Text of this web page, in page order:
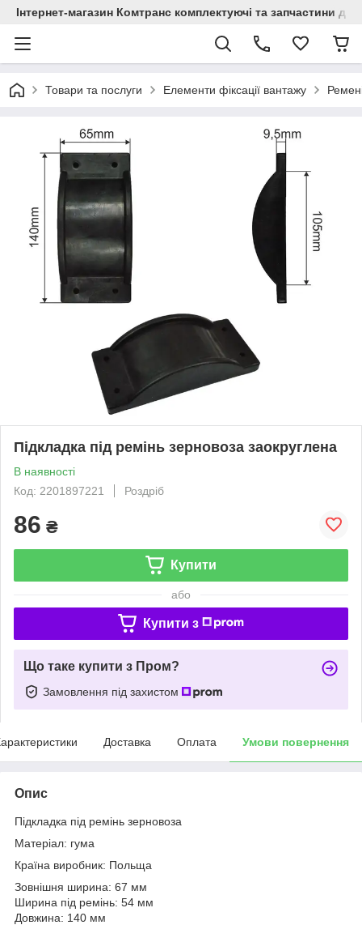
Інтернет-магазин Комтранс комплектуючі та запчастини
Товари та послуги Елементи фіксації вантажу
Підкладка під ремінь зерновоза заокруглена
В наявності
Код: 2201897221
Роздріб
86 ₴
Купити
або
Купити з
Що таке купити з Пром?
Замовлення під захистом
Доставка Оплата Умови повернення
Опис
Підкладка під ремінь зерновоза
Матеріал: гума
Країна виробник: Польща
Зовнішня ширина: 67 мм
Ширина під ремінь: 54 мм
Довжина: 140 мм